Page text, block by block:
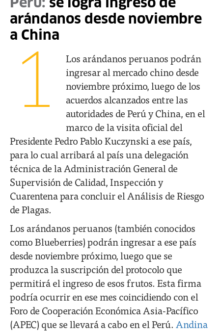
Perú: se logra ingreso de
arándanos desde noviembre
a China
1
Los arándanos peruanos podrán
ingresar al mercado chino desde
noviembre próximo, luego de los
acuerdos alcanzados entre las
autoridades de Perú y China, en el
marco de la visita oficial del
Presidente Pedro Pablo Kuczynski a ese país,
para lo cual arribará al país una delegación
técnica de la Administración General de
Supervisión de Calidad, Inspección y
Cuarentena para concluir el Análisis de Riesgo
de Plagas.
Los arándanos peruanos (también conocidos
como Blueberries) podrán ingresar a ese país
desde noviembre próximo, luego que se
produzca la suscripción del protocolo que
permitirá el ingreso de esos frutos. Esta firma
podría ocurrir en ese mes coincidiendo con el
Foro de Cooperación Económica Asia-Pacífico
(APEC) que se llevará a cabo en el Perú. Andina